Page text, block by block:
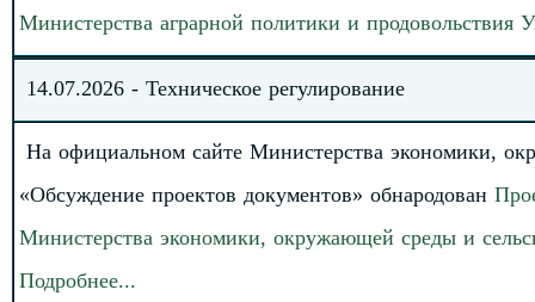
Министерства аграрной политики и
14.07.2026 - Техническое регулирование
На официальном сайте Министерства экономики,
«Обсуждение проектов документов» обнародован
Министерства экономики, окружающей среды и
Подробнее...